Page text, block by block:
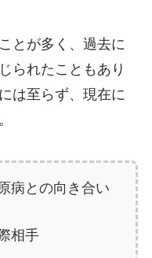
とが多く、過去に
られたこともあり
は至らず、現在に
病との向き合い
相手